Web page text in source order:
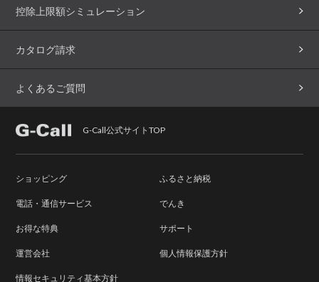
控除上限額シミュレーション
カタログ請求
よくあるご質問
G-Call公式サイトTOP
ショッピング ふるさと納税
電話・通信サービス でんき
お得な特典 サポート
運営会社 個人情報保護方針
情報セキュリティ基本方針